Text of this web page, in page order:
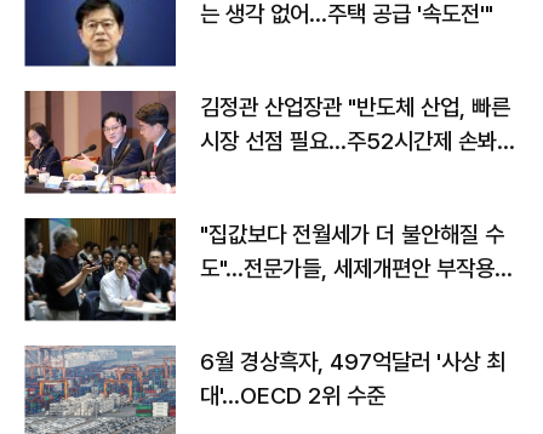
는 생각 없어…주택 공급 '속도전'"
김정관 산업장관 "반도체 산업, 빠른
시장 선점 필요…주52시간제 손봐
"집값보다 전월세가 더 불안해질 수
도"…전문가들, 세제개편안 부작용
6월 경상흑자, 497억달러 '사상 최
대'…OECD 2위 수준